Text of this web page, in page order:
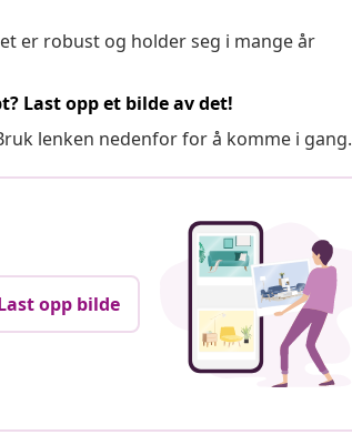
er robust og holder seg i mange år
Last opp et bilde av det!
lenken nedenfor for å komme i gang.
opp bilde